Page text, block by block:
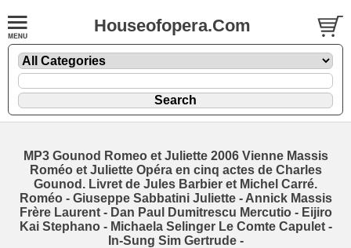
Houseofopera.Com
MP3 Gounod Romeo et Juliette 2006 Vienne Massis
Roméo et Juliette Opéra en cinq actes de Charles
Gounod. Livret de Jules Barbier et Michel Carré.
Roméo - Giuseppe Sabbatini Juliette - Annick Massis
Frère Laurent - Dan Paul Dumitrescu Mercutio - Eijiro
Kai Stephano - Michaela Selinger Le Comte Capulet -
In-Sung Sim Gertrude -